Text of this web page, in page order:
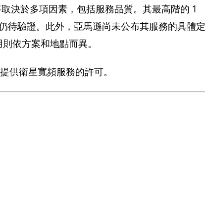
決於多項因素，包括服務品質。其最高階的 1
驗證。此外，亞馬遜尚未公布其服務的具體定
依方案和地點而異。
衛星寬頻服務的許可。